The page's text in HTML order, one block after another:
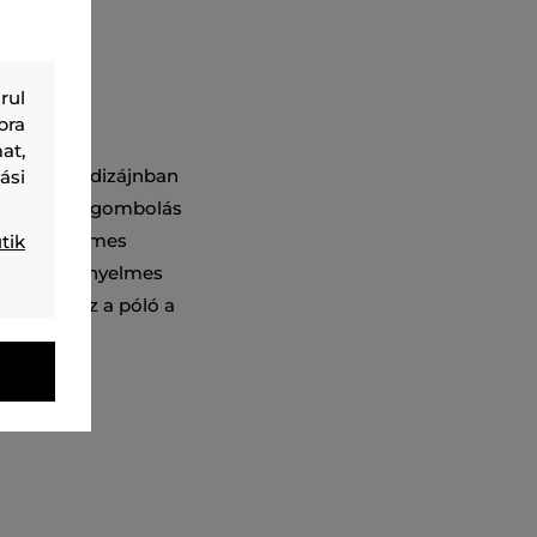
kirakott dizájnban
gombolás
kellemes
és kényelmes
ez a póló a